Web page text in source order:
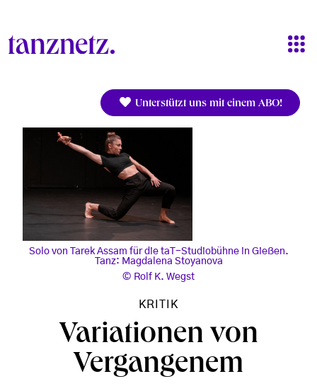
Unterstützt uns mit einem ABO!
Solo von Tarek Assam für die taT-Studiobühne in Gießen.
Tanz: Magdalena Stoyanova
Rolf K. Wegst
KRITIK
Variationen von
Vergangenem